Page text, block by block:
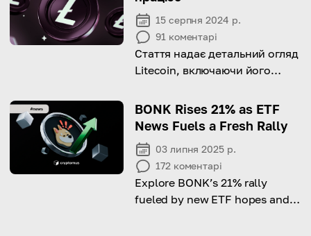
15 серпня 2024 р.
91 коментарі
Стаття надає детальний огляд
Litecoin, включаючи його
використання та потенціал як
інвестиції.
BONK Rises 21% as ETF
News Fuels a Fresh Rally
03 липня 2025 р.
172 коментарі
Explore BONK’s 21% rally
fueled by new ETF hopes and